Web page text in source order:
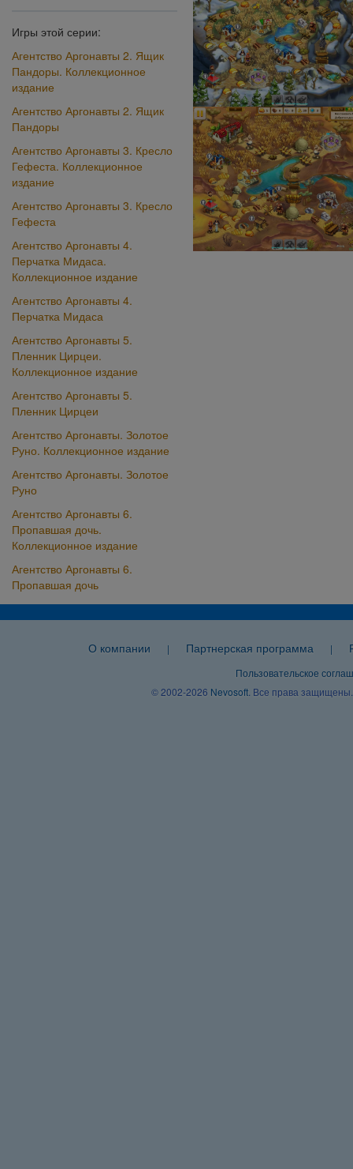
Игры этой серии:
Агентство Аргонавты 2. Ящик
Пандоры. Коллекционное
издание
Агентство Аргонавты 2. Ящик
Пандоры
Агентство Аргонавты 3. Кресло
Гефеста. Коллекционное
издание
Агентство Аргонавты 3. Кресло
Гефеста
Агентство Аргонавты 4.
Перчатка Мидаса.
Коллекционное издание
Агентство Аргонавты 4.
Перчатка Мидаса
Агентство Аргонавты 5.
Пленник Цирцеи.
Коллекционное издание
Агентство Аргонавты 5.
Пленник Цирцеи
Агентство Аргонавты. Золотое
Руно. Коллекционное издание
Агентство Аргонавты. Золотое
Руно
Агентство Аргонавты 6.
Пропавшая дочь.
Коллекционное издание
Агентство Аргонавты 6.
Пропавшая дочь
О компании | Партнерская программа |
Пользовательское
© 2002-2026 Nevosoft . Все права защищены